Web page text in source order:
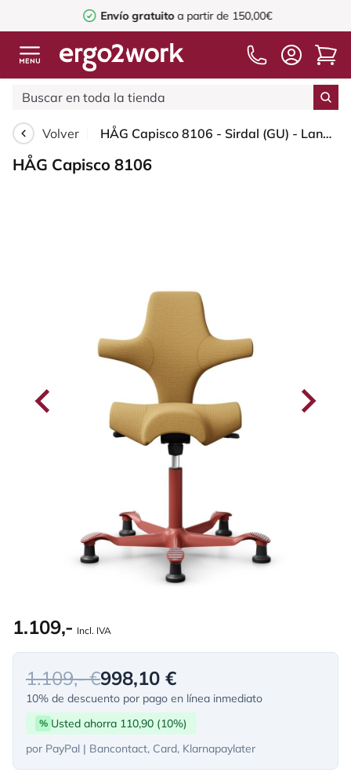
Envío gratuitoa partir de 150,00€
Volver HÅG Capisco 8106 - Sirdal (GU) - Lana - SRD320 - Ochre - Blush Rose - 265 mm (seat height 53-79cm) - Glides
HÅG Capisco 8106
1.109,- Incl. IVA
1.109,- €998,10 €
10% de descuento por pago en línea inmediato
% Usted ahorra 110,90 (10%)
por PayPal | Bancontact, Card, Klarnapaylater